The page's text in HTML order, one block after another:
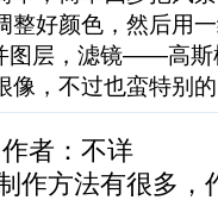
整好颜色，然后用
图层，滤镜——高斯
像，不过也蛮特别的
者：不详
作方法有很多